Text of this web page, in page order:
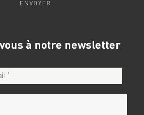
à notre newsletter